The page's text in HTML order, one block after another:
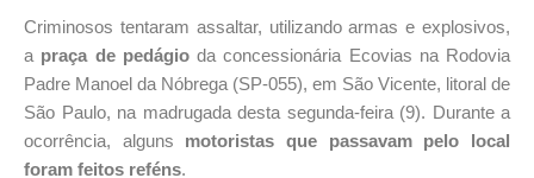
Criminosos tentaram assaltar, utilizando armas e explosivos,
a praça de pedágioda concessionária Ecovias na Rodovia
Padre Manoel da Nóbrega (SP-055), em São Vicente, litoral de
São Paulo, na madrugada desta segunda-feira (9). Durante a
ocorrência, alguns motoristas que passavam pelo local
foram feitos reféns.